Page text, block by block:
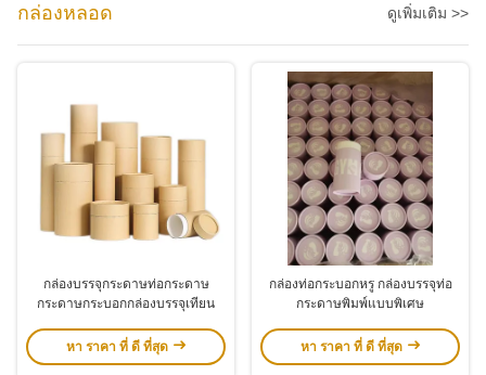
กล่องหลอด ดูเพิ่มเติม >>
กล่องบรรจุกระดาษท่อกระดาษ
กระดาษกระบอกกล่องบรรจุเทียน
หา ราคา ที่ ดี ที่สุด
กล่องท่อกระบอกหรู กล่องบรรจุท่อ
กระดาษพิมพ์แบบพิเศษ
หา ราคา ที่ ดี ที่สุด